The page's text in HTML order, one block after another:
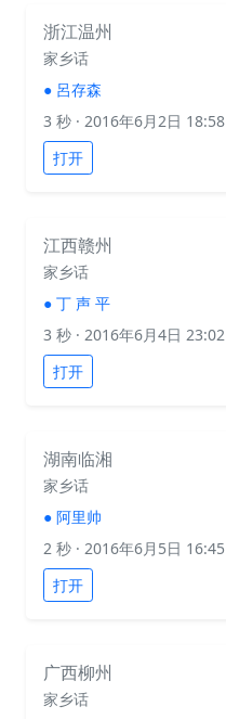
浙江温州
家乡话
● 呂存森
3 秒 · 2016年6月2日 18:58
打开
江西赣州
家乡话
● 丁 声 平
3 秒 · 2016年6月4日 23:02
打开
湖南临湘
家乡话
● 阿里帅
2 秒 · 2016年6月5日 16:45
打开
广西柳州
家乡话